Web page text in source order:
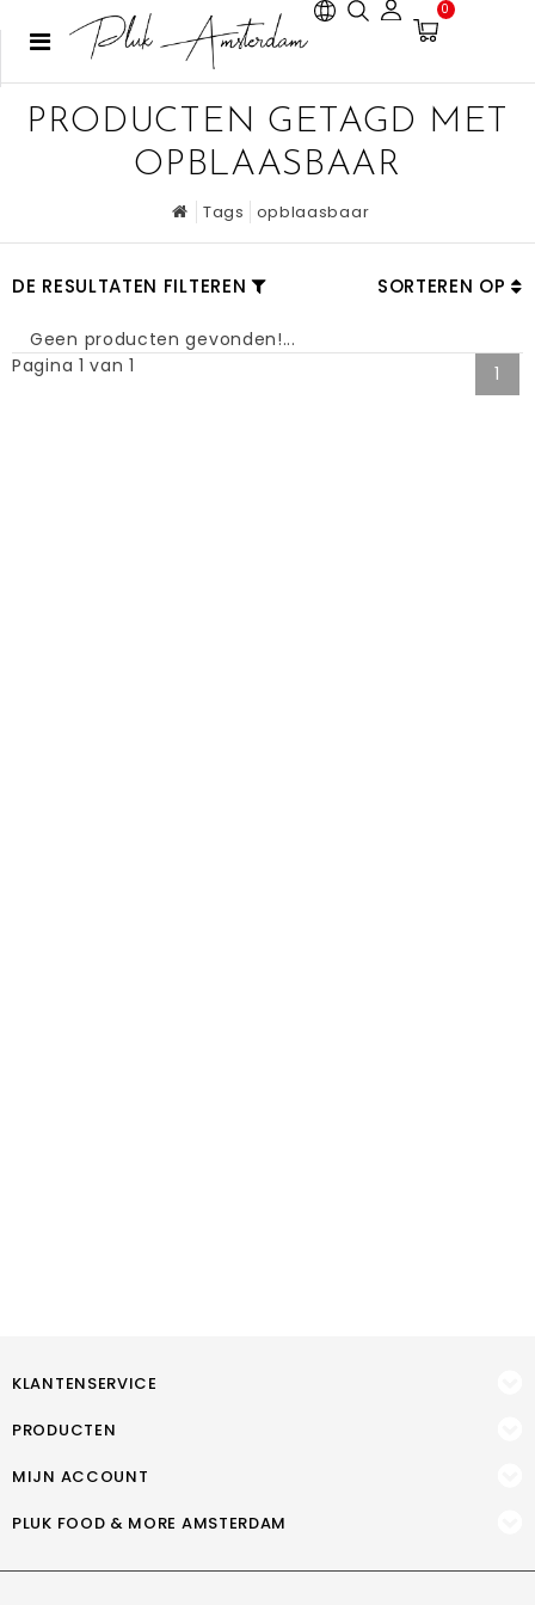
0
PRODUCTEN GETAGD MET
OPBLAASBAAR
Tags opblaasbaar
DE RESULTATEN FILTEREN SORTEREN OP
Geen producten gevonden!...
Pagina 1 van 1
1
KLANTENSERVICE
PRODUCTEN
MIJN ACCOUNT
PLUK FOOD & MORE AMSTERDAM